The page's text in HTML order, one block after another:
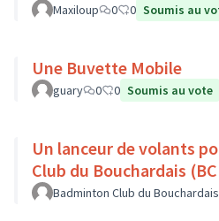
Maxiloup 0 0 Soumis au
Une Buvette Mobile
guary 0 0 Soumis au vote
Un lanceur de volants
Club du Bouchardais
Badminton Club du Bouchardais